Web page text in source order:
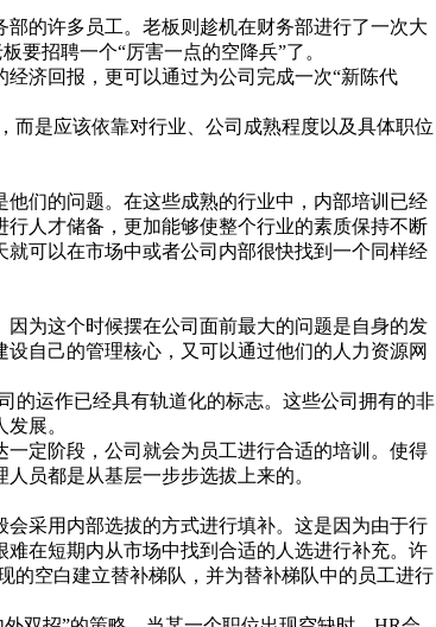
的许多员工。老板则趁机在财务部进行了一次大
要招聘一个“厉害一点的空降兵”了。
济回报，更可以通过为公司完成一次“新陈代
是应该依靠对行业、公司成熟程度以及具体职位
们的问题。在这些成熟的行业中，内部培训已经
人才储备，更加能够使整个行业的素质保持不断
就可以在市场中或者公司内部很快找到一个同样经
为这个时候摆在公司面前最大的问题是自身的发
自己的管理核心，又可以通过他们的人力资源网
运作已经具有轨道化的标志。这些公司拥有的非
展。
定阶段，公司就会为员工进行合适的培训。使得
员都是从基层一步步选拔上来的。
采用内部选拔的方式进行填补。这是因为由于行
在短期内从市场中找到合适的人选进行补充。许
的空白建立替补梯队，并为替补梯队中的员工进行